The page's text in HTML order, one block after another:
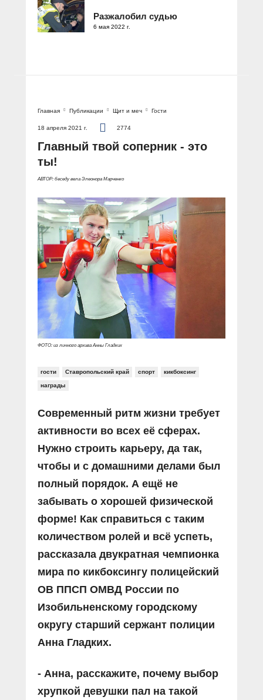
Разжалобил судью
6 мая 2022 г.
Главная Публикации Щит и меч Гости
18 апреля 2021 г. 2774
Главный твой соперник - это
ты!
АВТОР: беседу вела Элеонора Марченко
ФОТО: из личного архива Анны Гладких
гости Ставропольский край спорт кикбоксинг
награды
Современный ритм жизни требует
активности во всех её сферах.
Нужно строить карьеру, да так,
чтобы и с домашними делами был
полный порядок. А ещё не
забывать о хорошей физической
форме! Как справиться с таким
количеством ролей и всё успеть,
рассказала двукратная чемпионка
мира по кикбоксингу полицейский
ОВ ППСП ОМВД России по
Изобильненскому городскому
округу старший сержант полиции
Анна Гладких.
- Анна, расскажите, почему выбор
хрупкой девушки пал на такой